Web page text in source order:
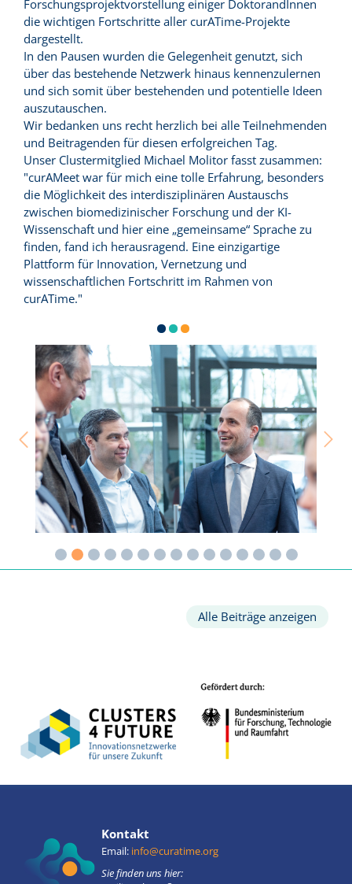
Forschungsprojektvorstellung einiger DoktorandInnen
die wichtigen Fortschritte aller curATime-Projekte
dargestellt.
In den Pausen wurden die Gelegenheit genutzt, sich
über das bestehende Netzwerk hinaus kennenzulernen
und sich somit über bestehenden und potentielle Ideen
auszutauschen.
Wir bedanken uns recht herzlich bei alle Teilnehmenden
und Beitragenden für diesen erfolgreichen Tag.
Unser Clustermitglied Michael Molitor fasst zusammen:
"curAMeet war für mich eine tolle Erfahrung, besonders
die Möglichkeit des interdisziplinären Austauschs
zwischen biomedizinischer Forschung und der KI-
Wissenschaft und hier eine „gemeinsame“ Sprache zu
finden, fand ich herausragend. Eine einzigartige
Plattform für Innovation, Vernetzung und
wissenschaftlichen Fortschritt im Rahmen von
curATime."
Alle Beiträge anzeigen
Kontakt
Email: info@curatime.org
Sie finden uns hier: